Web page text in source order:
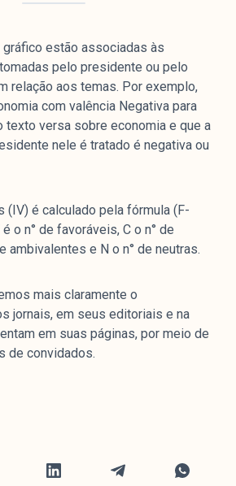
estão associadas às
pelo presidente ou pelo
relação aos temas. Por exemplo,
com valência Negativa para
texto versa sobre economia e que a
nele é tratado é negativa ou
(IV) é calculado pela fórmula (F-
o n° de favoráveis, C o n° de
ambivalentes e N o n° de neutras.
mais claramente o
jornais, em seus editoriais e na
em suas páginas, por meio de
de convidados.